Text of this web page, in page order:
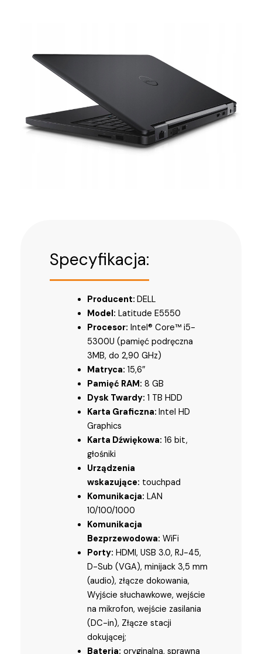
Specyfikacja:
Producent: DELL
Model: Latitude E5550
Procesor: Intel® Core™ i5-
5300U (pamięć podręczna
3MB, do 2,90 GHz)
Matryca: 15,6″
Pamięć RAM: 8 GB
Dysk Twardy: 1 TB HDD
Karta Graficzna: Intel HD
Graphics
Karta Dźwiękowa: 16 bit,
głośniki
Urządzenia
wskazujące: touchpad
Komunikacja: LAN
10/100/1000
Komunikacja
Bezprzewodowa: WiFi
Porty: HDMI, USB 3.0, RJ-45,
D-Sub (VGA), minijack 3,5 mm
(audio), złącze dokowania,
Wyjście słuchawkowe, wejście
na mikrofon, wejście zasilania
(DC-in), Złącze stacji
dokującej;
Bateria: oryginalna, sprawna